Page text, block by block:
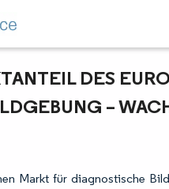
DES
–
Markt für diagnostische